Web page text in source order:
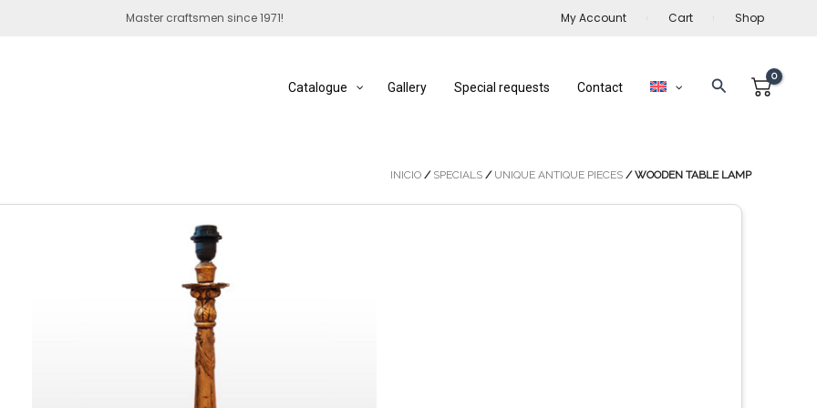
Master craftsmen since 1971! My Account Cart Shop
Catalogue Gallery Special requests Contact Search
INICIO / SPECIALS / UNIQUE ANTIQUE PIECES / WOODEN TABLE LAMP